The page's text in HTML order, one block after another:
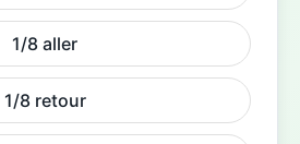
1/8 aller
1/8 retour